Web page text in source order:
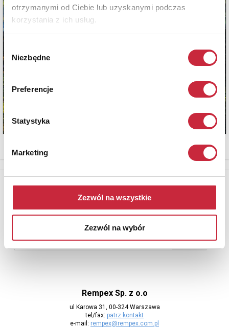
otrzymanymi od Ciebie lub uzyskanymi podczas
korzystania z ich usług.
Wybór
zgody
Niezbędne
Preferencje
Statystyka
Marketing
Zezwól na wszystkie
Zezwól na wybór
Newsletter
Aby otrzymywać informacje o nowych aukcjach, prosimy podać
adres e-mail
Rempex Sp. z o.o
ul Karowa 31, 00-324 Warszawa
tel/fax: patrz kontakt
e-mail: rempex@rempex.com.pl